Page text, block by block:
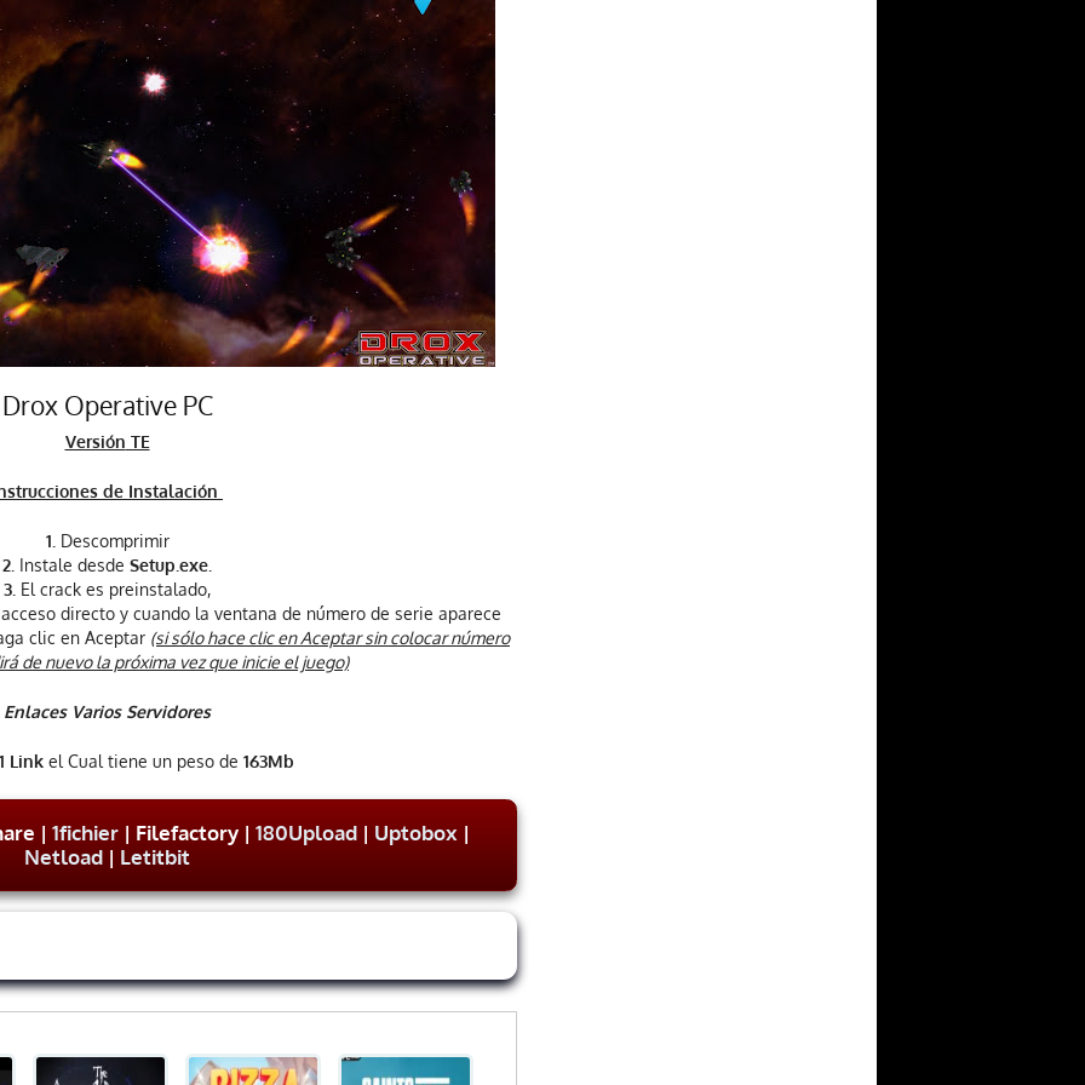
Drox Operative PC
Versión TE
de Instalación
1. Descomprimir
2. Instale desde Setup.exe.
3. El crack es preinstalado,
directo y cuando la ventana de número de serie aparece
clic en Aceptar (si sólo hace clic en Aceptar sin colocar número
de nuevo la próxima vez que inicie el juego)
Enlaces Varios Servidores
Link el Cual tiene un peso de 163Mb
| 1fichier| Filefactory | 180Upload| Uptobox|
Netload | Letitbit